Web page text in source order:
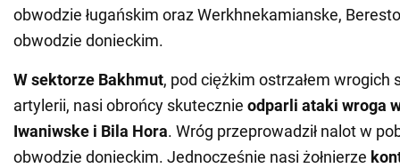
obwodzie ługańskim oraz Werkhnekamianske,
obwodzie donieckim.
W sektorze Bakhmut, pod ciężkim ostrzałem wrogich
artylerii, nasi obrońcy skutecznie odparli ataki wroga
Iwaniwske i Bila Hora. Wróg przeprowadził nalot w
obwodzie donieckim. Jednocześnie nasi żołnierze